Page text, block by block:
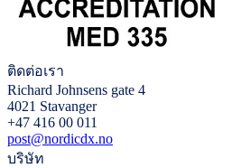
ติดต่อเรา
Richard Johnsens gate 4
4021 Stavanger
+47 416 00 011
post@nordicdx.no
บริษัท